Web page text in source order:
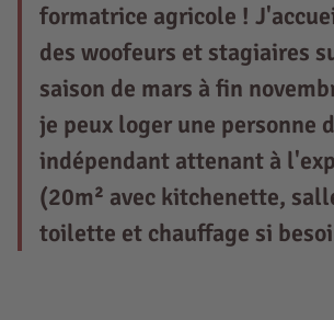
formatrice agricole !
des woofeurs et stagiaires
saison de mars à fin
je peux loger une personne
indépendant attenant à
(20m² avec kitchenette,
toilette et chauffage si